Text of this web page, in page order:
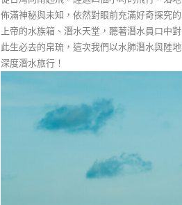
佈滿神秘與未知，依然對眼前充滿好奇探究
上帝的水族箱、潛水天堂，聽著潛水員口中
此生必去的帛琉，這次我們以水肺潛水與陸
深度潛水旅行！